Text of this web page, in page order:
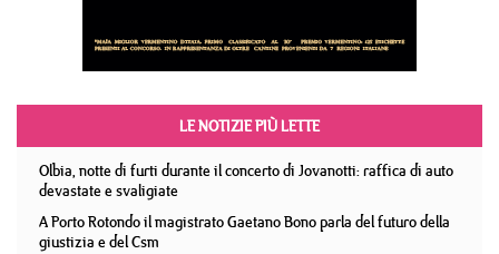
LE NOTIZIE PIÙ LETTE
Olbia, notte di furti durante il concerto di Jovanotti: raffica di auto
devastate e svaligiate
A Porto Rotondo il magistrato Gaetano Bono parla del futuro della
giustizia e del Csm